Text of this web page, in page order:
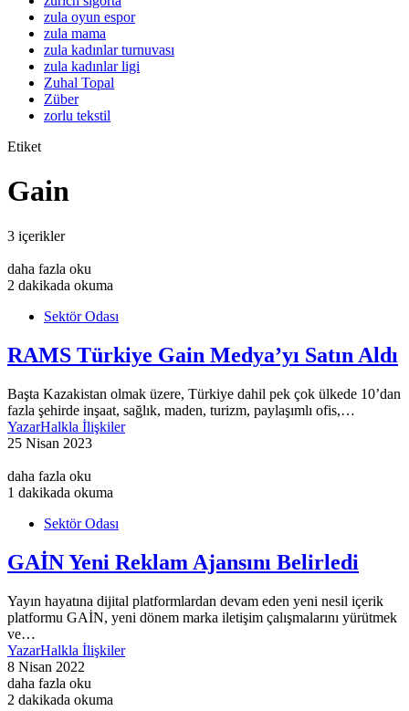
zula oyun espor
zula mama
zula kadınlar turnuvası
zula kadınlar ligi
Zuhal Topal
Züber
zorlu tekstil
Etiket
Gain
3 içerikler
daha fazla oku
2 dakikada okuma
Sektör Odası
RAMS Türkiye Gain Medya’yı Satın Aldı
Başta Kazakistan olmak üzere, Türkiye dahil pek çok ülkede 10’dan
fazla şehirde inşaat, sağlık, maden, turizm, paylaşımlı ofis,…
YazarHalkla İlişkiler
25 Nisan 2023
daha fazla oku
1 dakikada okuma
Sektör Odası
GAİN Yeni Reklam Ajansını Belirledi
Yayın hayatına dijital platformlardan devam eden yeni nesil içerik
platformu GAİN, yeni dönem marka iletişim çalışmalarını yürütmek
ve…
YazarHalkla İlişkiler
8 Nisan 2022
daha fazla oku
2 dakikada okuma